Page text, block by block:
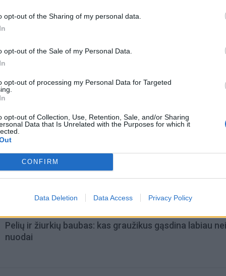
opt-out of the Sharing of my personal data.
opt-out of the Sale of my Personal Data.
opt-out of processing my Personal Data for Targeted
opt-out of Collection, Use, Retention, Sale, and/or Sharing
Data that Is Unrelated with the Purposes for which it
CONFIRM
Data Deletion Data Access Privacy Policy
Negrįžo iš Jūros šventės: artimieji laukė dvi savaites
Pelių ir žiurkių baubas: kas graužikus gąsdina labiau nei
nuodai